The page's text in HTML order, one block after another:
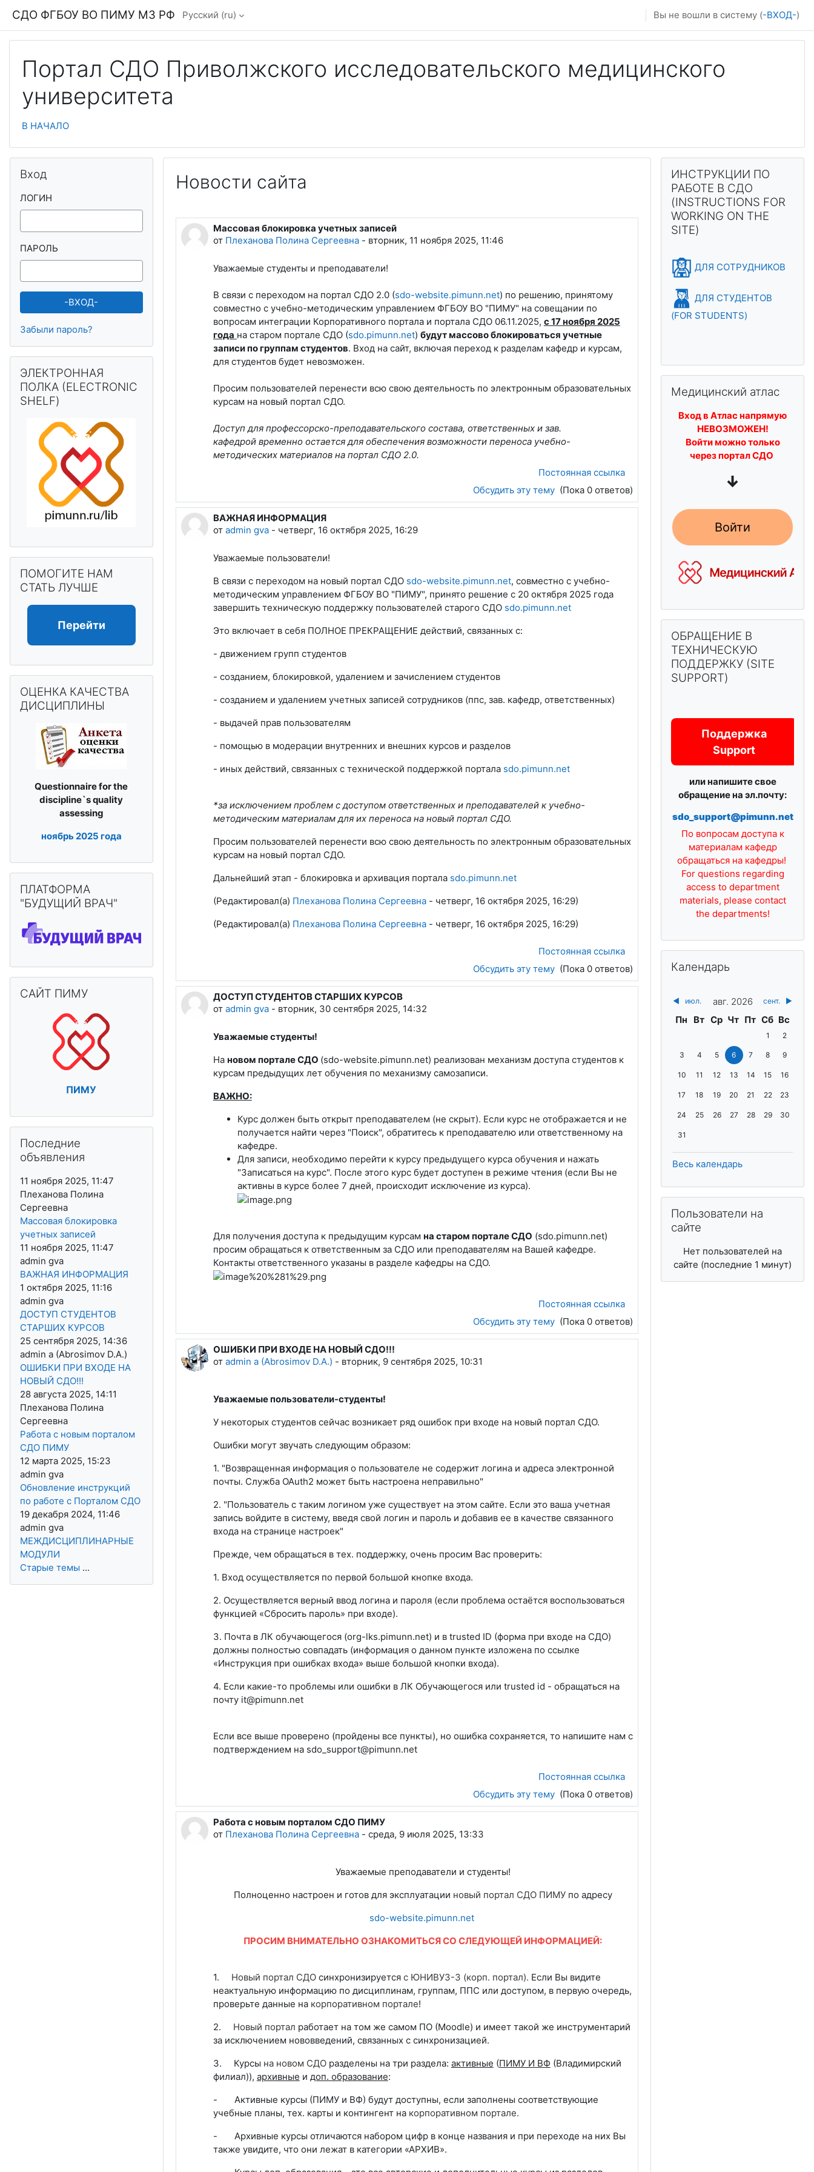
СДО ФГБОУ ВО ПИМУ МЗ РФ Русский ‎(ru)‎ Вы не вошли в систему (-ВХОД-)
Портал СДО Приволжского исследовательского медицинского
университета
В НАЧАЛО
Новости сайта
Массовая блокировка учетных записей
от Плеханова Полина Сергеевна- вторник, 11 ноября 2025, 11:46
Уважаемые студенты и преподаватели!
В связи с переходом на портал СДО 2.0 (sdo-website.pimunn.net) по решению, принятому
совместно с учебно-методическим управлением ФГБОУ ВО "ПИМУ" на совещании по
вопросам интеграции Корпоративного портала и портала СДО 06.11.2025, с 17 ноября 2025
года на старом портале СДО (sdo.pimunn.net) будут массово блокироваться учетные
записи по группам студентов. Вход на сайт, включая переход к разделам кафедр и курсам,
для студентов будет невозможен.
Просим пользователей перенести всю свою деятельность по электронным образовательных
курсам на новый портал СДО.
Доступ для профессорско-преподавательского состава, ответственных и зав.
кафедрой временно остается для обеспечения возможности переноса учебно-
методических материалов на портал СДО 2.0.
Постоянная ссылка
Обсудить эту тему (Пока 0 ответов)
ВАЖНАЯ ИНФОРМАЦИЯ
от admin gva- четверг, 16 октября 2025, 16:29
Уважаемые пользователи!
В связи с переходом на новый портал СДО sdo-website.pimunn.net, совместно с учебно-
методическим управлением ФГБОУ ВО "ПИМУ", принято решение с 20 октября 2025 года
завершить техническую поддержку пользователей старого СДО sdo.pimunn.net
Это включает в себя ПОЛНОЕ ПРЕКРАЩЕНИЕ действий, связанных с:
- движением групп студентов
- созданием, блокировкой, удалением и зачислением студентов
- созданием и удалением учетных записей сотрудников (ппс, зав. кафедр, ответственных)
- выдачей прав пользователям
- помощью в модерации внутренних и внешних курсов и разделов
- иных действий, связанных с технической поддержкой портала sdo.pimunn.net
*за исключением проблем с доступом ответственных и преподавателей к учебно-
методическим материалам для их переноса на новый портал СДО.
Просим пользователей перенести всю свою деятельность по электронным образовательных
курсам на новый портал СДО.
Дальнейший этап - блокировка и архивация портала sdo.pimunn.net
(Редактировал(а) Плеханова Полина Сергеевна- четверг, 16 октября 2025, 16:29)
(Редактировал(а) Плеханова Полина Сергеевна- четверг, 16 октября 2025, 16:29)
Постоянная ссылка
Обсудить эту тему (Пока 0 ответов)
ДОСТУП СТУДЕНТОВ СТАРШИХ КУРСОВ
от admin gva- вторник, 30 сентября 2025, 14:32
Уважаемые студенты!
На новом портале СДО (sdo-website.pimunn.net) реализован механизм доступа студентов к
курсам предыдущих лет обучения по механизму самозаписи.
ВАЖНО:
Курс должен быть открыт преподавателем (не скрыт). Если курс не отображается и не
получается найти через "Поиск", обратитесь к преподавателю или ответственному на
кафедре.
Для записи, необходимо перейти к курсу предыдущего курса обучения и нажать
"Записаться на курс". После этого курс будет доступен в режиме чтения (если Вы не
активны в курсе более 7 дней, происходит исключение из курса).
Для получения доступа к предыдущим курсам на старом портале СДО (sdo.pimunn.net)
просим обращаться к ответственным за СДО или преподавателям на Вашей кафедре.
Контакты ответственного указаны в разделе кафедры на СДО.
Постоянная ссылка
Обсудить эту тему (Пока 0 ответов)
ОШИБКИ ПРИ ВХОДЕ НА НОВЫЙ СДО!!!
от admin a (Abrosimov D.A.) - вторник, 9 сентября 2025, 10:31
Уважаемые пользователи-студенты!
У некоторых студентов сейчас возникает ряд ошибок при входе на новый портал СДО.
Ошибки могут звучать следующим образом:
1. "Возвращенная информация о пользователе не содержит логина и адреса электронной
почты. Служба OAuth2 может быть настроена неправильно"
2. "Пользователь с таким логином уже существует на этом сайте. Если это ваша учетная
запись войдите в систему, введя свой логин и пароль и добавив ее в качестве связанного
входа на странице настроек"
Прежде, чем обращаться в тех. поддержку, очень просим Вас проверить:
1. Вход осуществляется по первой большой кнопке входа.
2. Осуществляется верный ввод логина и пароля (если проблема остаётся воспользоваться
функцией «Сбросить пароль» при входе).
3. Почта в ЛК обучающегося (org-lks.pimunn.net) и в trusted ID (форма при входе на СДО)
должны полностью совпадать (информация о данном пункте изложена по ссылке
«Инструкция при ошибках входа» выше большой кнопки входа).
4. Если какие-то проблемы или ошибки в ЛК Обучающегося или trusted id - обращаться на
почту it@pimunn.net
Если все выше проверено (пройдены все пункты), но ошибка сохраняется, то напишите нам с
подтверждением на sdo_support@pimunn.net
Постоянная ссылка
Обсудить эту тему (Пока 0 ответов)
Работа с новым порталом СДО ПИМУ
от Плеханова Полина Сергеевна- среда, 9 июля 2025, 13:33
Уважаемые преподаватели и студенты!
Полноценно настроен и готов для эксплуатации новый портал СДО ПИМУ по адресу
sdo-website.pimunn.net
ПРОСИМ ВНИМАТЕЛЬНО ОЗНАКОМИТЬСЯ СО СЛЕДУЮЩЕЙ ИНФОРМАЦИЕЙ:
1. Новый портал СДОсинхронизируется с ЮНИВУЗ-3 (корп. портал). Если Вы видите
неактуальную информацию по дисциплинам, группам, ППС или доступом, в первую очередь,
проверьте данные на корпоративном портале!
2. Новый портал работает на том же самом ПО (Moodle) и имеет такой же инструментарий
за исключением нововведений, связанных с синхронизацией.
3. Курсы на новом СДОразделены на три раздела: активные (ПИМУ И ВФ (Владимирский
филиал)), архивные и доп. образование:
- Активные курсы (ПИМУ и ВФ) будут доступны, если заполнены соответствующие
учебные планы, тех. карты и контингент на корпоративном портале.
- Архивные курсы отличаются набором цифр в конце названия и при переходе на них Вы
также увидите, что они лежат в категории «АРХИВ».
Блоки
Вход
ЛОГИН
ПАРОЛЬ
Забыли пароль?
Пропустить ЭЛЕКТРОННАЯ ПОЛКА (ELECTRONIC SHELF)
ЭЛЕКТРОННАЯ
ПОЛКА (ELECTRONIC
SHELF)
ПОМОГИТЕ НАМ
СТАТЬ ЛУЧШЕ
Перейти
Пропустить ОЦЕНКА КАЧЕСТВА ДИСЦИПЛИНЫ
ОЦЕНКА КАЧЕСТВА
ДИСЦИПЛИНЫ
Questionnaire for the
discipline`squality
assessing
ноябрь2025 года
ПЛАТФОРМА
"БУДУЩИЙ ВРАЧ"
САЙТ ПИМУ
ПИМУ
Последние
объявления
11 ноября 2025, 11:47
Плеханова Полина
Сергеевна
Массовая блокировка
учетных записей
11 ноября 2025, 11:47
admin gva
ВАЖНАЯ ИНФОРМАЦИЯ
1 октября 2025, 11:16
admin gva
ДОСТУП СТУДЕНТОВ
СТАРШИХ КУРСОВ
25 сентября 2025, 14:36
admin a (Abrosimov D.A.)
ОШИБКИ ПРИ ВХОДЕ НА
НОВЫЙ СДО!!!
28 августа 2025, 14:11
Плеханова Полина
Сергеевна
Работа с новым порталом
СДО ПИМУ
12 марта 2025, 15:23
admin gva
Обновление инструкций
по работе с Порталом СДО
19 декабря 2024, 11:46
admin gva
МЕЖДИСЦИПЛИНАРНЫЕ
МОДУЛИ
Старые темы ...
Блоки
ИНСТРУКЦИИ ПО
РАБОТЕ В СДО
(INSTRUCTIONS FOR
WORKING ON THE
SITE)
ДЛЯ СОТРУДНИКОВ
ДЛЯ СТУДЕНТОВ
(FOR STUDENTS)
Медицинский атлас
Вход в Атлас напрямую
НЕВОЗМОЖЕН!
Войти можно только
через портал СДО
↓
Войти
ОБРАЩЕНИЕ В
ТЕХНИЧЕСКУЮ
ПОДДЕРЖКУ (SITE
SUPPORT)
Поддержка
Support
или напишите свое
обращение на эл.почту:
sdo_support@pimunn.net
По вопросам доступа к
материалам кафедр
обращаться на кафедры!
For questions regarding
access to department
materials, please contact
the departments!
Календарь
◀︎ июл. авг. 2026 сент. ▶︎
Понедельник
Пн Вторник
Вт Среда
Ср Четверг
Чт Пятница
Пт Суббота
Сб Вс
Нет событий,
1 Нет
2
Нет событий, понедельник 3 августа
3 Нет событий, вторник 4 августа
4 Нет событий, среда 5 августа
5 Нет событий, четверг 6
6 Нет событий,
7 Нет событий,
8 Нет
9
Нет событий, понедельник 10 августа
10 Нет событий, вторник 11 августа
11 Нет событий, среда 12
12 Нет событий, четверг
13 Нет событий,
14 Нет событий,
15 Нет
16
Нет событий, понедельник 17 августа
17 Нет событий, вторник 18 августа
18 Нет событий, среда 19
19 Нет событий, четверг
20 Нет событий,
21 Нет событий,
22 Нет
23
Нет событий, понедельник 24 августа
24 Нет событий, вторник 25 августа
25 Нет событий, среда 26
26 Нет событий, четверг
27 Нет событий,
28 Нет событий,
29 Нет
30
Нет событий, понедельник 31 августа
31
Весь календарь
Пользователи на
сайте
Нет пользователей на
сайте (последние 1 минут)